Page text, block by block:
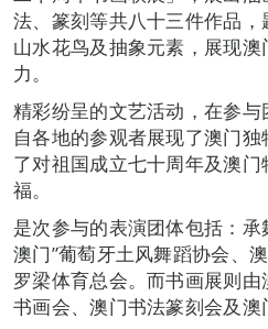
法、篆刻等共八十三件作品，
山水花鸟及抽象元素，展现
力。
精彩纷呈的文艺活动，在参
自各地的参观者展现了澳门
了对祖国成立七十周年及澳
福。
是次参与的表演团体包括：承
澳门”葡萄牙土风舞蹈协会、
罗梁体育总会。而书画展则
书画会、澳门书法篆刻会及澳